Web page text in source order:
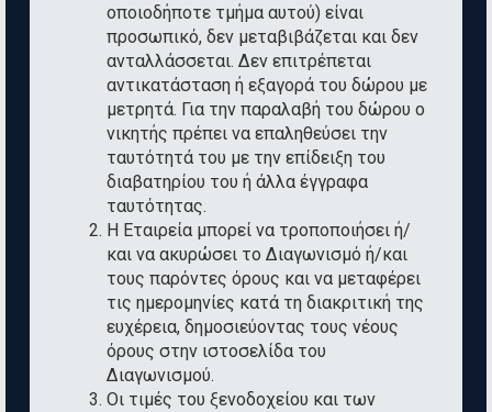
οποιοδήποτε τμήμα αυτού) είναι
προσωπικό, δεν μεταβιβάζεται και δεν
ανταλλάσσεται. Δεν επιτρέπεται
αντικατάσταση ή εξαγορά του δώρου με
μετρητά. Για την παραλαβή του δώρου ο
νικητής πρέπει να επαληθεύσει την
ταυτότητά του με την επίδειξη του
διαβατηρίου του ή άλλα έγγραφα
ταυτότητας.
Η Εταιρεία μπορεί να τροποποιήσει ή/
και να ακυρώσει το Διαγωνισμό ή/και
τους παρόντες όρους και να μεταφέρει
τις ημερομηνίες κατά τη διακριτική της
ευχέρεια, δημοσιεύοντας τους νέους
όρους στην ιστοσελίδα του
Διαγωνισμού.
Οι τιμές του ξενοδοχείου και των